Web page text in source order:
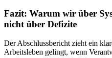
Fazit: Warum wir über
nicht über Defizite
Der Abschlussbericht zieht ein
Arbeitsleben gelingt, wenn